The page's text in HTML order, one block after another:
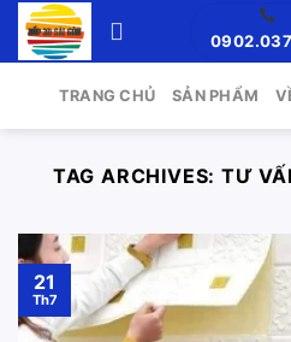
Skip
TRANG CHỦ SẢN PHẨM
TAG ARCHIVES:TƯ
21
Th7